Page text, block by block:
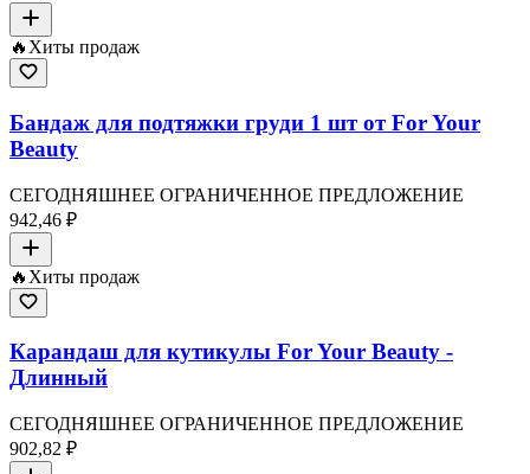
🔥 Хиты продаж
Бандаж для подтяжки груди 1 шт от For Your
Beauty
СЕГОДНЯШНЕЕ ОГРАНИЧЕННОЕ ПРЕДЛОЖЕНИЕ
942,46 ₽
🔥 Хиты продаж
Карандаш для кутикулы For Your Beauty -
Длинный
СЕГОДНЯШНЕЕ ОГРАНИЧЕННОЕ ПРЕДЛОЖЕНИЕ
902,82 ₽